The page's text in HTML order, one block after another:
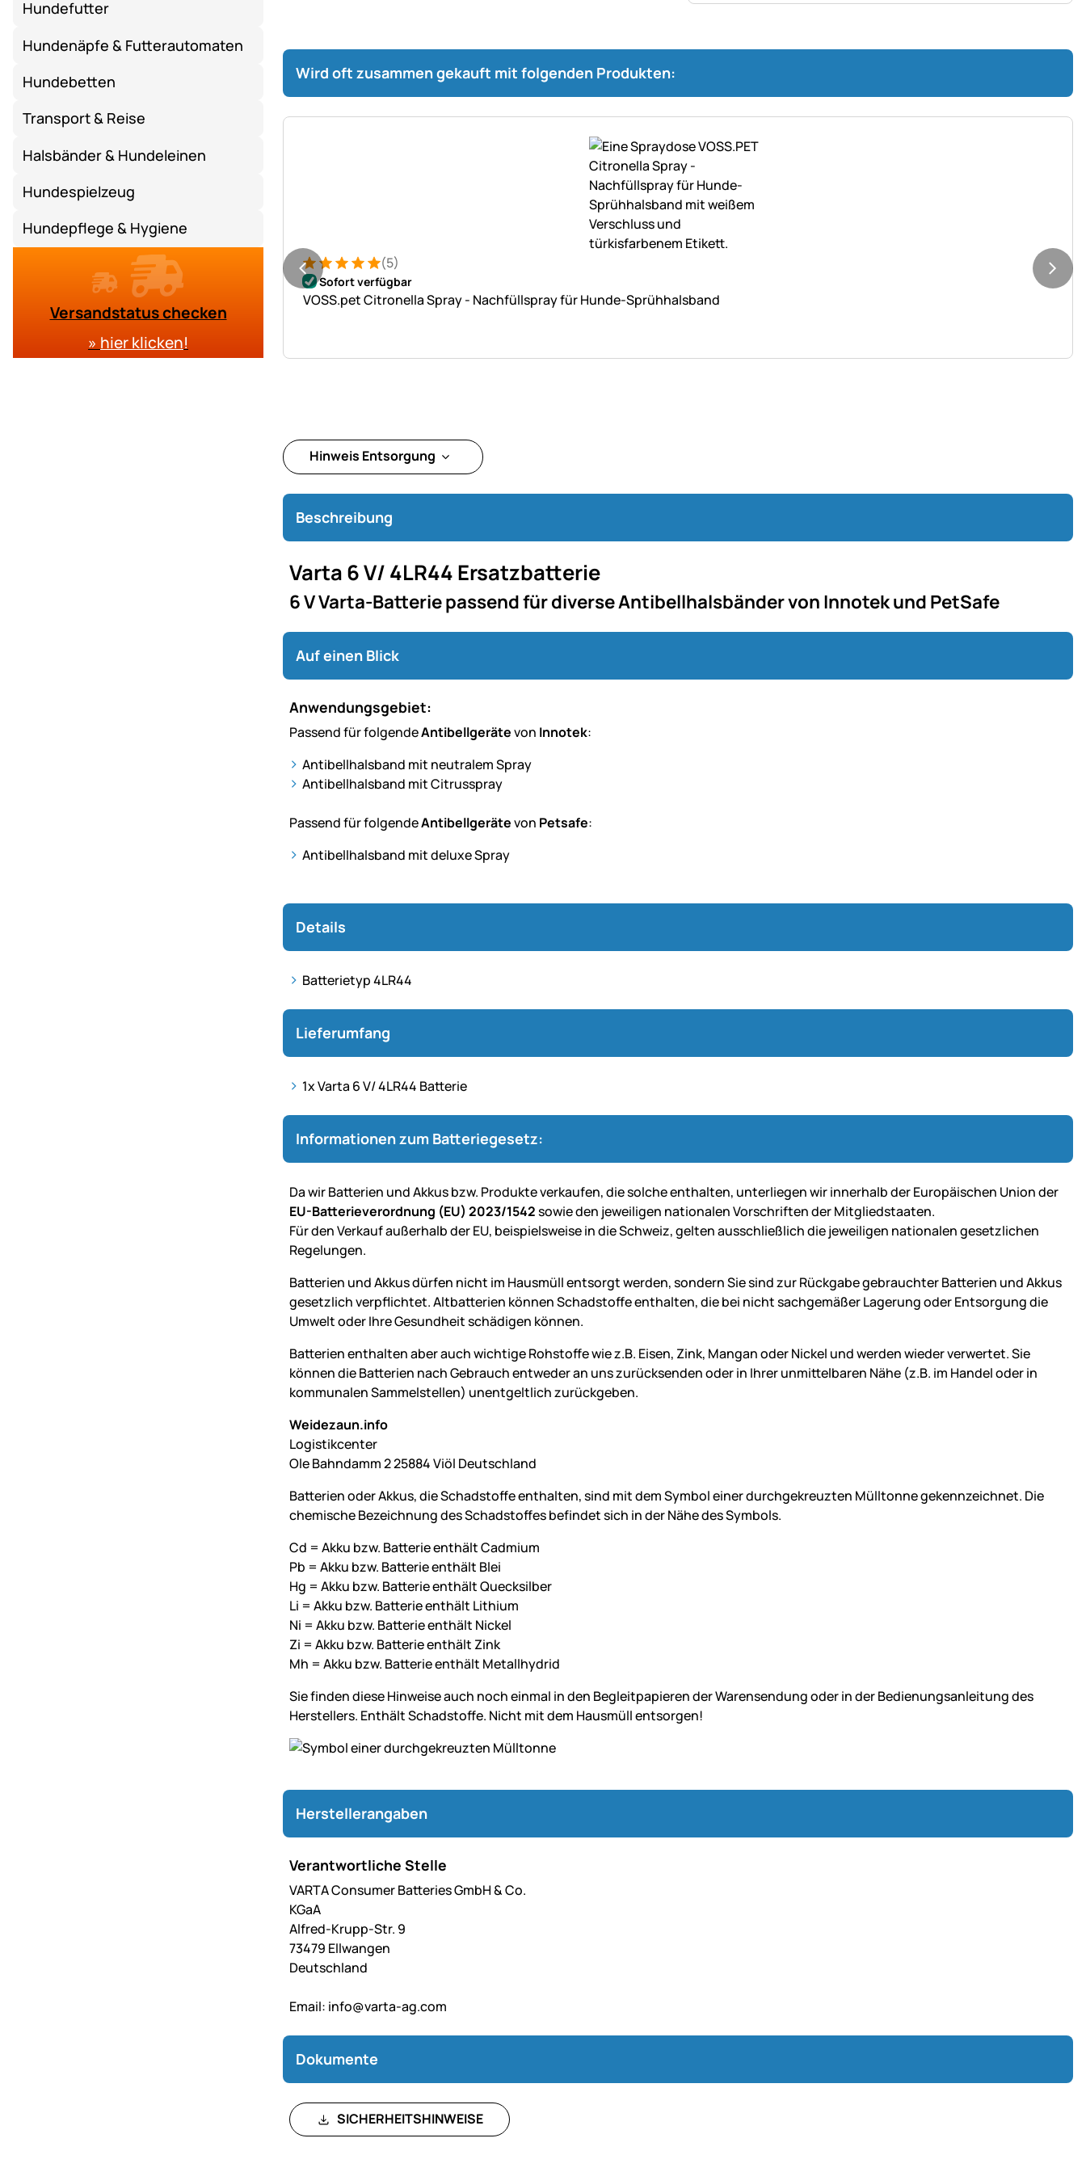
Hundefutter
Hundenäpfe & Futterautomaten
Hundebetten
Transport & Reise
Halsbänder & Hundeleinen
Hundespielzeug
Hundepflege & Hygiene
Versandstatus checken
» hier klicken!
Wird oft zusammen gekauft mit folgenden Produkten:
Bewertung: 5 von 5 (5 Bewertungen)
5 Bewertungen
(5)
Sofort verfügbar
VOSS.pet Citronella Spray - Nachfüllspray für Hunde-Sprühhalsband
Hinweis Entsorgung
Beschreibung
Varta 6 V/ 4LR44 Ersatzbatterie
6 V Varta-Batterie passend für diverse Antibellhalsbänder von Innotek und PetSafe
Auf einen Blick
Anwendungsgebiet:
Passend für folgendeAntibellgerätevon Innotek:
Antibellhalsband mit neutralem Spray
Antibellhalsband mit Citrusspray
Passend für folgendeAntibellgerätevon Petsafe:
Antibellhalsband mit deluxe Spray
Details
Batterietyp 4LR44
Lieferumfang
1x Varta 6 V/ 4LR44 Batterie
Informationen zum Batteriegesetz:
Da wir Batterien und Akkus bzw. Produkte verkaufen, die solche enthalten, unterliegen wir innerhalb der Europäischen Union der
EU-Batterieverordnung (EU) 2023/1542sowie den jeweiligen nationalen Vorschriften der Mitgliedstaaten.
Für den Verkauf außerhalb der EU, beispielsweise in die Schweiz, gelten ausschließlich die jeweiligen nationalen gesetzlichen
Regelungen.
Batterien und Akkus dürfen nicht im Hausmüll entsorgt werden, sondern Sie sind zur Rückgabe gebrauchter Batterien und Akkus
gesetzlich verpflichtet. Altbatterien können Schadstoffe enthalten, die bei nicht sachgemäßer Lagerung oder Entsorgung die
Umwelt oder Ihre Gesundheit schädigen können.
Batterien enthalten aber auch wichtige Rohstoffe wie z.B. Eisen, Zink, Mangan oder Nickel und werden wieder verwertet. Sie
können die Batterien nach Gebrauch entweder an uns zurücksenden oder in Ihrer unmittelbaren Nähe (z.B. im Handel oder in
kommunalen Sammelstellen) unentgeltlich zurückgeben.
Weidezaun.info
Logistikcenter
Ole Bahndamm 2 25884 Viöl Deutschland
Batterien oder Akkus, die Schadstoffe enthalten, sind mit dem Symbol einer durchgekreuzten Mülltonne gekennzeichnet. Die
chemische Bezeichnung des Schadstoffes befindet sich in der Nähe des Symbols.
Cd = Akku bzw. Batterie enthält Cadmium
Pb = Akku bzw. Batterie enthält Blei
Hg = Akku bzw. Batterie enthält Quecksilber
Li = Akku bzw. Batterie enthält Lithium
Ni = Akku bzw. Batterie enthält Nickel
Zi = Akku bzw. Batterie enthält Zink
Mh = Akku bzw. Batterie enthält Metallhydrid
Sie finden diese Hinweise auch noch einmal in den Begleitpapieren der Warensendung oder in der Bedienungsanleitung des
Herstellers. Enthält Schadstoffe. Nicht mit dem Hausmüll entsorgen!
Herstellerangaben
Verantwortliche Stelle
VARTA Consumer Batteries GmbH & Co.
KGaA
Alfred-Krupp-Str. 9
73479 Ellwangen
Deutschland
Email: info@varta-ag.com
Dokumente
SICHERHEITSHINWEISE